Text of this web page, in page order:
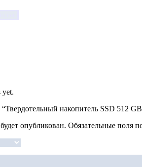
yet.
накопитель SSD 512
опубликован. Обязательные поля